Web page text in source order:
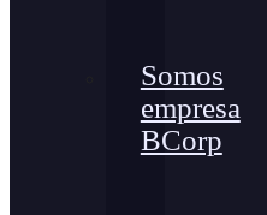
Somos
empresa
BCorp